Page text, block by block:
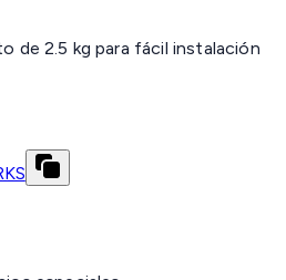
de 2.5 kg para fácil instalación